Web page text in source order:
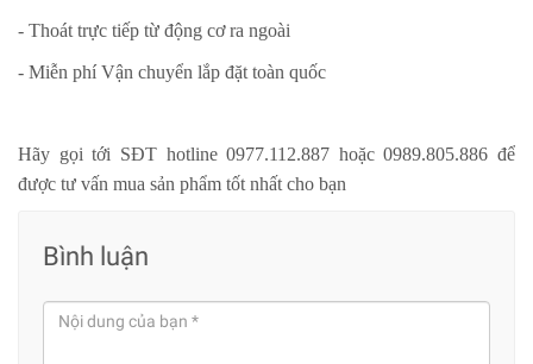
- Thoát trực tiếp từ động cơ ra ngoài
- Miễn phí Vận chuyển lắp đặt toàn quốc
Hãy gọi tới SĐT hotline 0977.112.887 hoặc 0989.805.886 để
được tư vấn mua sản phẩm tốt nhất cho bạn
Bình luận